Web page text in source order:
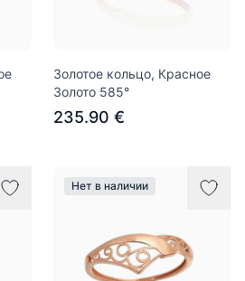
Золотое кольцо, Красное
Золото 585°
235.90 €
Нет в наличии